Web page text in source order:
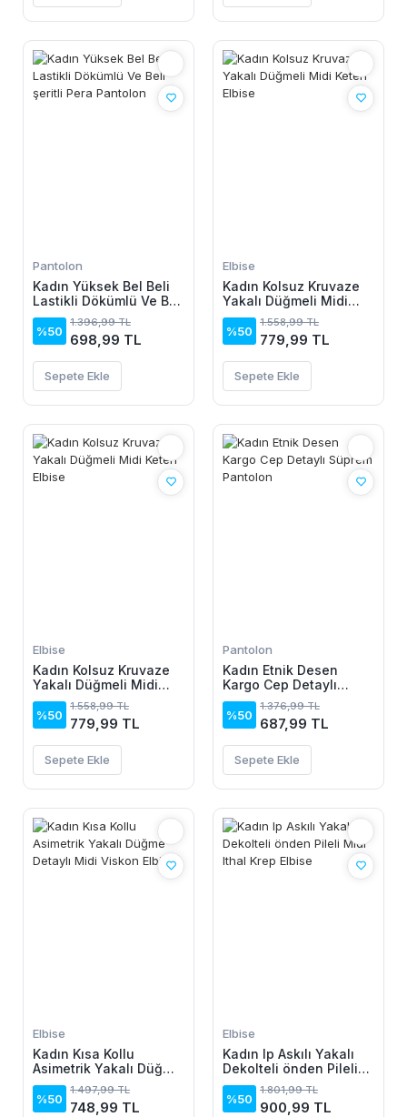
Pantolon
Kadın Yüksek Bel Beli
Lastikli Dökümlü Ve Beli
şeritli Pera Pantolon
%50
1.396,99 TL
698,99 TL
Sepete Ekle
Elbise
Kadın Kolsuz Kruvaze
Yakalı Düğmeli Midi
Keten Elbise
%50
1.558,99 TL
779,99 TL
Sepete Ekle
Elbise
Kadın Kolsuz Kruvaze
Yakalı Düğmeli Midi
Keten Elbise
%50
1.558,99 TL
779,99 TL
Sepete Ekle
Pantolon
Kadın Etnik Desen
Kargo Cep Detaylı
Süprem Pantolon
%50
1.376,99 TL
687,99 TL
Sepete Ekle
Elbise
Kadın Kısa Kollu
Asimetrik Yakalı Düğme
Detaylı Midi Viskon
Elbise
%50
1.497,99 TL
748,99 TL
Elbise
Kadın Ip Askılı Yakalı
Dekolteli önden Pileli
Midi Ithal Krep Elbise
%50
1.801,99 TL
900,99 TL